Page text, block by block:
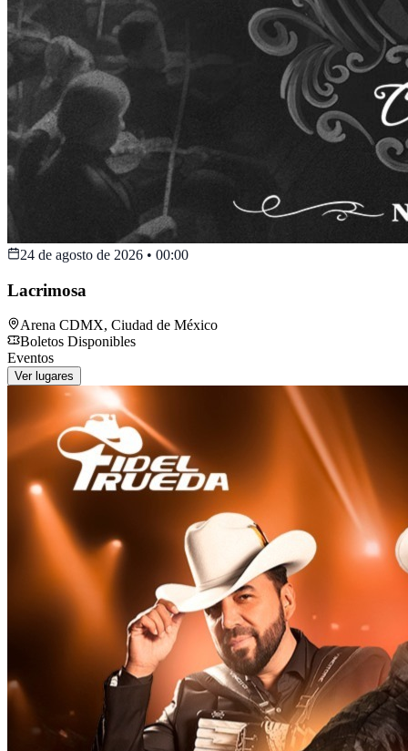
24 de agosto de 2026 • 00:00
Lacrimosa
Arena CDMX, Ciudad de México
Boletos Disponibles
Eventos
Ver lugares